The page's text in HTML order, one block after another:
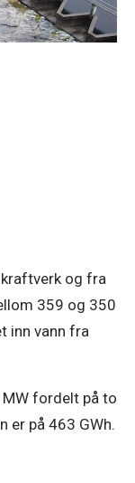
og fra
359 og 350
inn vann fra
fordelt på to
er på 463 GWh.